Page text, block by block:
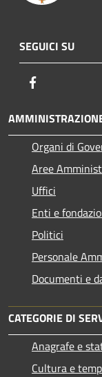
SEGUICI SU
Organi di
Aree
Uffici
Enti e
Politici
Personale
Documenti e
CATEGORIE DI
Anagrafe e
Cultura e